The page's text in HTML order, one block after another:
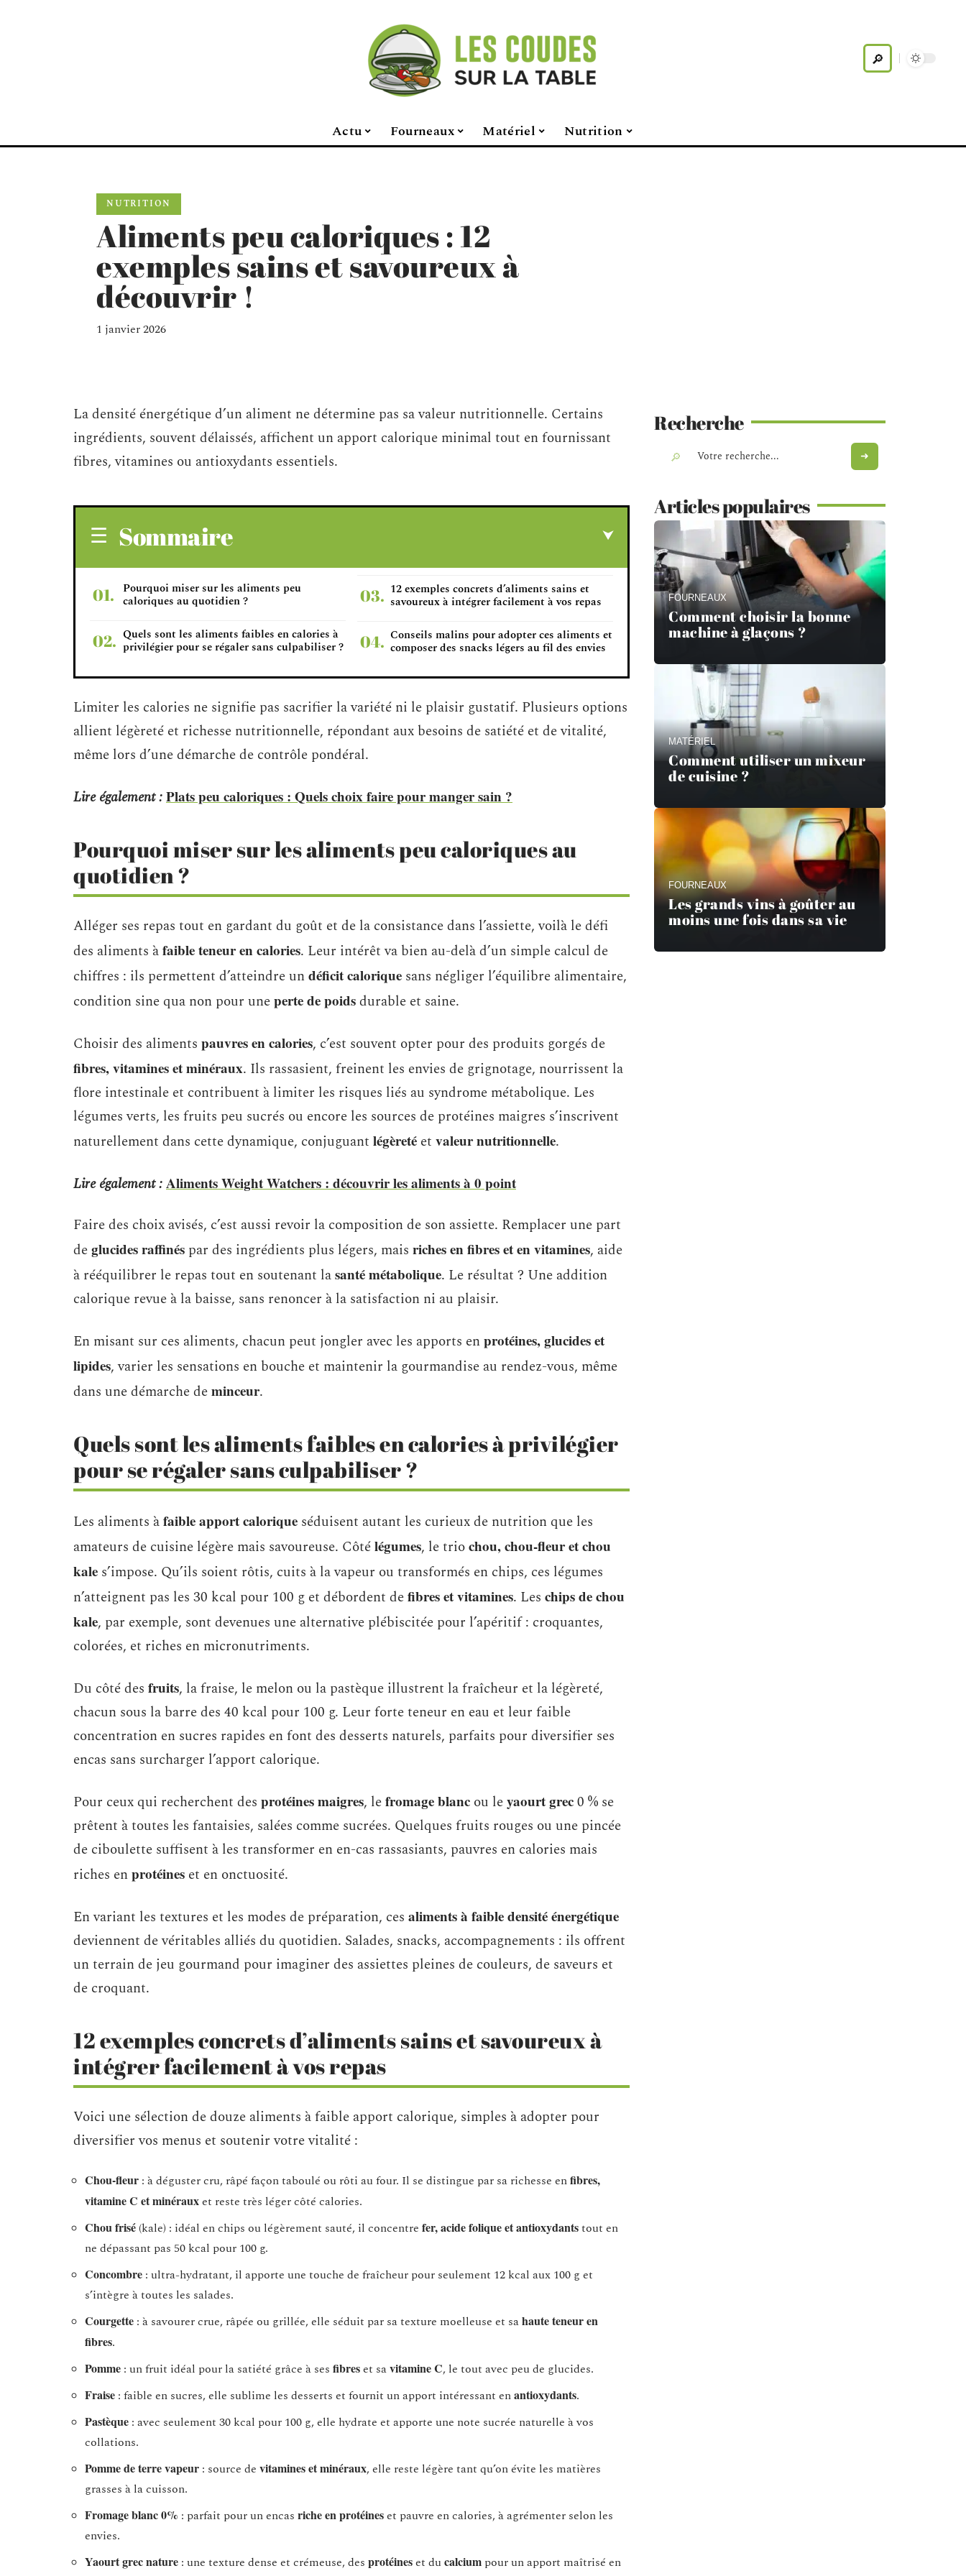
Actu Fourneaux Matériel Nutrition
NUTRITION
Aliments peu caloriques : 12
exemples sains et savoureux à
découvrir !
1 janvier 2026
La densité énergétique d’un aliment ne détermine pas sa valeur nutritionnelle. Certains
ingrédients, souvent délaissés, affichent un apport calorique minimal tout en fournissant
fibres, vitamines ou antioxydants essentiels.
Sommaire
Pourquoi miser sur les aliments peu
caloriques au quotidien ?
Quels sont les aliments faibles en calories à
privilégier pour se régaler sans culpabiliser ?
12 exemples concrets d’aliments sains et
savoureux à intégrer facilement à vos repas
Conseils malins pour adopter ces aliments et
composer des snacks légers au fil des envies
Limiter les calories ne signifie pas sacrifier la variété ni le plaisir gustatif. Plusieurs options
allient légèreté et richesse nutritionnelle, répondant aux besoins de satiété et de vitalité,
même lors d’une démarche de contrôle pondéral.
Lire également :Plats peu caloriques : Quels choix faire pour manger sain ?
Pourquoi miser sur les aliments peu caloriques au
quotidien ?
Alléger ses repas tout en gardant du goût et de la consistance dans l’assiette, voilà le défi
des aliments àfaible teneur en calories. Leur intérêt va bien au-delà d’un simple calcul de
chiffres : ils permettent d’atteindre undéficit calorique sans négliger l’équilibre alimentaire,
condition sine qua non pour uneperte de poidsdurable et saine.
Choisir des aliments pauvres en calories, c’est souvent opter pour des produits gorgés de
fibres, vitamines et minéraux. Ils rassasient, freinent les envies de grignotage, nourrissent la
flore intestinale et contribuent à limiter les risques liés au syndrome métabolique. Les
légumes verts, les fruits peu sucrés ou encore les sources de protéines maigres s’inscrivent
naturellement dans cette dynamique, conjuguant légèreté et valeur nutritionnelle.
Lire également :Aliments Weight Watchers : découvrir les aliments à 0 point
Faire des choix avisés, c’est aussi revoir la composition de son assiette. Remplacer une part
deglucides raffinés par des ingrédients plus légers, mais riches en fibres et en vitamines, aide
à rééquilibrer le repas tout en soutenant lasanté métabolique. Le résultat ? Une addition
calorique revue à la baisse, sans renoncer à la satisfaction ni au plaisir.
En misant sur ces aliments, chacun peut jongler avec les apports enprotéines, glucides et
lipides, varier les sensations en bouche et maintenir la gourmandise au rendez-vous, même
dans une démarche deminceur.
Quels sont les aliments faibles en calories à privilégier
pour se régaler sans culpabiliser ?
Les aliments àfaible apport calorique séduisent autant les curieux de nutrition que les
amateurs de cuisine légère mais savoureuse. Côtélégumes, le triochou, chou-fleur et chou
kale s’impose. Qu’ils soient rôtis, cuits à la vapeur ou transformés en chips, ces légumes
n’atteignent pas les 30 kcal pour 100 g et débordent defibres et vitamines. Les chips de chou
kale, par exemple, sont devenues une alternative plébiscitée pour l’apéritif : croquantes,
colorées, et riches en micronutriments.
Du côté des fruits, la fraise, le melon ou la pastèque illustrent la fraîcheur et la légèreté,
chacun sous la barre des 40 kcal pour 100 g. Leur forte teneur en eau et leur faible
concentration en sucres rapides en font des desserts naturels, parfaits pour diversifier ses
encas sans surcharger l’apport calorique.
Pour ceux qui recherchent des protéines maigres, lefromage blanc ou leyaourt grec0 % se
prêtent à toutes les fantaisies, salées comme sucrées. Quelques fruits rouges ou une pincée
de ciboulette suffisent à les transformer en en-cas rassasiants, pauvres en calories mais
riches enprotéines et en onctuosité.
En variant les textures et les modes de préparation, ces aliments à faible densité énergétique
deviennent de véritables alliés du quotidien. Salades, snacks, accompagnements : ils offrent
un terrain de jeu gourmand pour imaginer des assiettes pleines de couleurs, de saveurs et
de croquant.
12 exemples concrets d’aliments sains et savoureux à
intégrer facilement à vos repas
Voici une sélection de douze aliments à faible apport calorique, simples à adopter pour
diversifier vos menus et soutenir votre vitalité :
Chou-fleur : à déguster cru, râpé façon taboulé ou rôti au four. Il se distingue par sa richesse enfibres,
vitamine C et minérauxet reste très léger côté calories.
Chou frisé (kale) : idéal en chips ou légèrement sauté, il concentre fer, acide folique et antioxydantstout en
ne dépassant pas 50 kcal pour 100 g.
Concombre : ultra-hydratant, il apporte une touche de fraîcheur pour seulement 12 kcal aux 100 g et
s’intègre à toutes les salades.
Courgette : à savourer crue, râpée ou grillée, elle séduit par sa texture moelleuse et sahaute teneur en
fibres.
Pomme : un fruit idéal pour la satiété grâce à ses fibreset savitamine C, le tout avec peu de glucides.
Fraise : faible en sucres, elle sublime les desserts et fournit un apport intéressant enantioxydants.
Pastèque : avec seulement 30 kcal pour 100 g, elle hydrate et apporte une note sucrée naturelle à vos
collations.
Pomme de terre vapeur : source de vitamines et minéraux, elle reste légère tant qu’on évite les matières
grasses à la cuisson.
Fromage blanc 0% : parfait pour un encas riche en protéineset pauvre en calories, à agrémenter selon les
envies.
Yaourt grec nature : une texture dense et crémeuse, des protéineset ducalcium pour un apport maîtrisé en
Recherche
Articles populaires
FOURNEAUX
Comment choisir la bonne
machine à glaçons ?
MATÉRIEL
Comment utiliser un mixeur
de cuisine ?
FOURNEAUX
Les grands vins à goûter au
moins une fois dans sa vie